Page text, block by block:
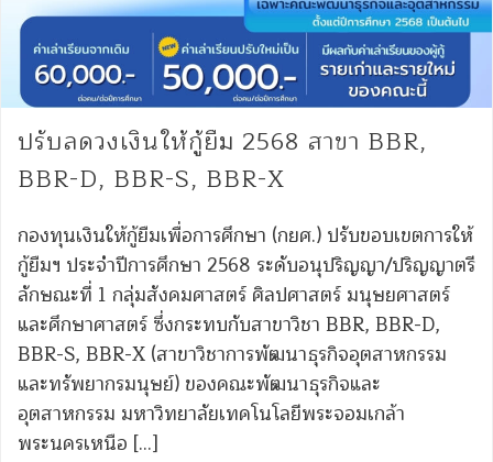
ปรับลดวงเงินให้กู้ยืม 2568 สาขา BBR,
BBR-D, BBR-S, BBR-X
กองทุนเงินให้กู้ยืมเพื่อการศึกษา (กยศ.) ปรับขอบเขตการให้
กู้ยืมฯ ประจำปีการศึกษา 2568 ระดับอนุปริญญา/ปริญญาตรี
ลักษณะที่ 1 กลุ่มสังคมศาสตร์ ศิลปศาสตร์ มนุษยศาสตร์
และศึกษาศาสตร์ ซึ่งกระทบกับสาขาวิชา BBR, BBR-D,
BBR-S, BBR-X (สาขาวิชาการพัฒนาธุรกิจอุตสาหกรรม
และทรัพยากรมนุษย์) ของคณะพัฒนาธุรกิจและ
อุตสาหกรรม มหาวิทยาลัยเทคโนโลยีพระจอมเกล้า
พระนครเหนือ […]